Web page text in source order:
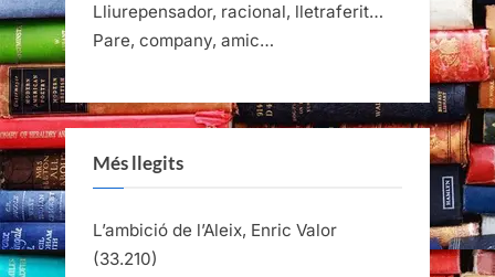
Lliurepensador, racional, lletraferit…
Pare, company, amic…
Més llegits
L’ambició de l’Aleix, Enric Valor
(33.210)